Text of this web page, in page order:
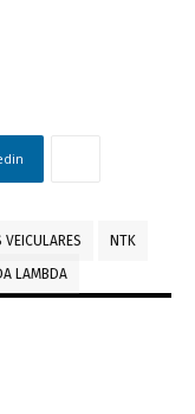
VEICULARES
NTK
LAMBDA